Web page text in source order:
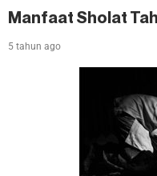
Manfaat Sholat
5 tahun ago